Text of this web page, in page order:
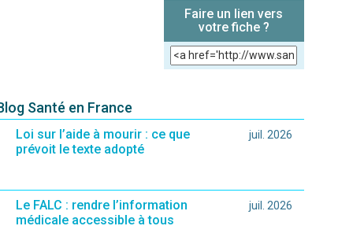
Faire un lien vers
votre fiche ?
Santé en France
Loi sur l’aide à mourir : ce que
prévoit le texte adopté
juil. 2026
Le FALC : rendre l’information
médicale accessible à tous
juil. 2026